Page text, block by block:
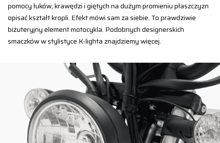
pomocy łuków, krawędzi i giętych na dużym promieniu płaszczyzn
opisać kształt kropli. Efekt mówi sam za siebie. To prawdziwie
biżuteryjny element motocykla. Podobnych designerskich
smaczków w stylistyce K-lighta znajdziemy więcej.